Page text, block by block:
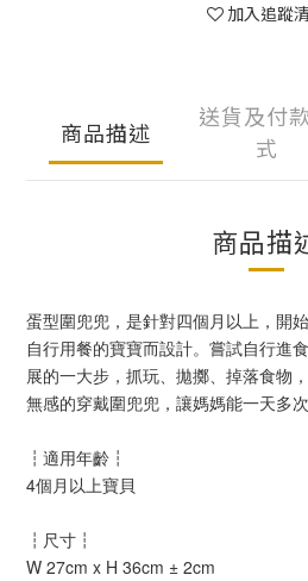
加入追蹤
商品描述
送貨及付
式
商品描
蛋型圍兜兜，是針對四個月以上，開
自行用餐的寶寶而設計。嘗試自行進
展的一大步，抓玩、拋擲、掉落食物
無感的穿戴圍兜兜，讓媽媽能一天多次
┇ 適用年齡 ┇
4個月以上寶貝
┇ 尺寸 ┇
W 27cm x H 36cm ± 2cm